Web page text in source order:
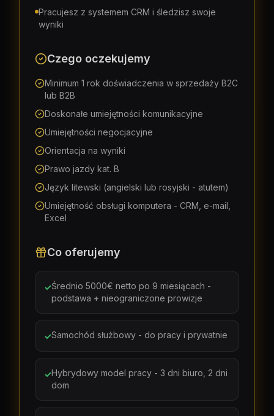
Pracujesz z systemem CRM i śledzisz swoje
wyniki
Czego oczekujemy
Minimum 1 rok doświadczenia w sprzedaży B2C
lub B2B
Doskonałe umiejętności komunikacyjne
Umiejętności negocjacyjne
Orientacja na wyniki
Prawo jazdy kat. B
Język litewski (angielski lub rosyjski - atutem)
Umiejętność obsługi komputera - CRM, e-mail,
Excel
Co oferujemy
✓Średnio 5000€ netto po 9 miesiącach -
podstawa + nieograniczone prowizje
✓Samochód służbowy - do pracy i prywatnie
✓Hybrydowy model pracy - 3 dni biuro, 2 dni
dom